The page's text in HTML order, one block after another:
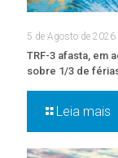
5 de Agosto de 2026
TRF-3 afasta, em
sobre 1/3 de
Leia mais